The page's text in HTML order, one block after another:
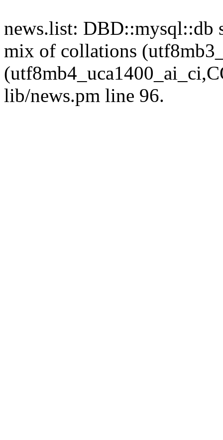
news.list: DBD::mysql::db
mix of collations
lib/news.pm line 96.